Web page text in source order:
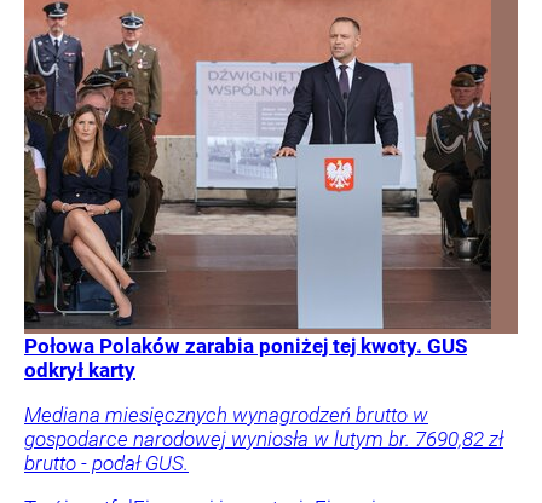
Połowa Polaków zarabia poniżej tej kwoty. GUS
odkrył karty
Mediana miesięcznych wynagrodzeń brutto w
gospodarce narodowej wyniosła w lutym br. 7690,82 zł
brutto - podał GUS.